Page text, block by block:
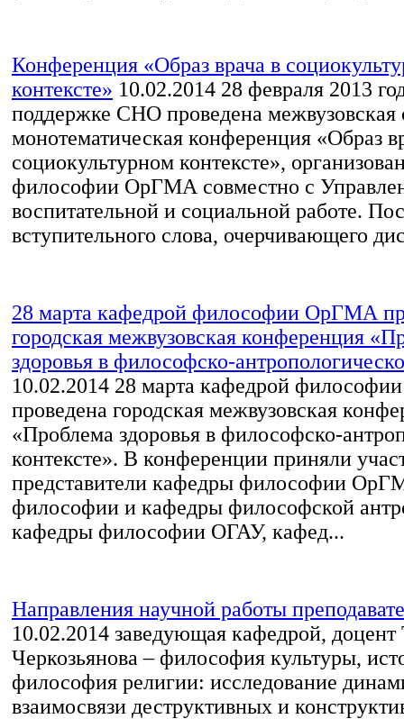
Конференция «Образ врача в
контексте» 10.02.2014 28 февраля 2013
поддержке СНО проведена межвузовская
монотематическая конференция «Образ
социокультурном контексте»,
философии ОрГМА совместно с
воспитательной и социальной работе.
вступительного слова, очерчивающего
28 марта кафедрой философии ОрГМА
городская межвузовская конференция
здоровья в философско-
10.02.2014 28 марта кафедрой
проведена городская межвузовская
«Проблема здоровья в философско-
контексте». В конференции приняли
представители кафедры философии
философии и кафедры философской
кафедры философии ОГАУ, кафед...
Направления научной работы
10.02.2014 заведующая кафедрой, доцент
Черкозьянова – философия культуры,
философия религии: исследование
взаимосвязи деструктивных и